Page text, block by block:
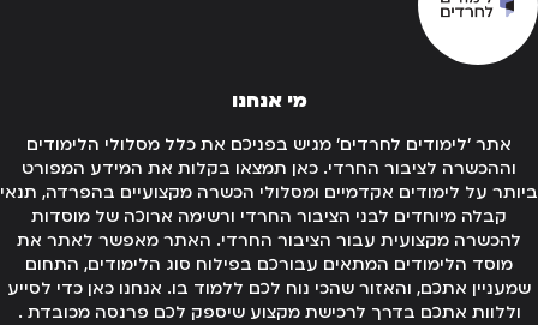
מי אנחנו
אתר 'לימודים לחרדים' מגיש בפניכם את כלל מסלולי הלימודים
וההכשרה לציבור החרדי. כאן תמצאו בקלות את המידע המפורט
על לימודים אקדמיים ומסלולי הכשרה מקצועיים בהפרדה, תנאי
קבלה מיוחדים לבני הציבור החרדי ורשימה ארוכה של מוסדות
להכשרה מקצועית עבור הציבור החרדי. האתר מאפשר לאתר את
מוסד הלימודים המתאים עבורכם בפילוח סוג הלימודים, התחום
אתכם, והאזור שהכי נוח לכם ללמוד בו. אנחנו כאן כדי לסייע
וללוות אתכם בדרך לרכישת מקצוע שיספק לכם פרנסה מכובדת .